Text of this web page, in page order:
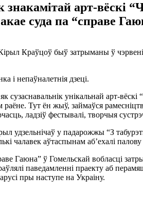
знакамітай арт-вёскі
суда па “справе
Краўцоў быў затрыманы ў
і непаўналетнія дзеці.
сузаснавальнік унікальнай арт-
Тут ён жыў, займаўся
ладзіў фестывалі, творчыя
удзельнічаў у падарожжы “З
чалавек аўтаспынам аб’ехалі палову
Гаюна” ў Гомельскай вобласці
паведамленні праекту аб
пры наступе на Украіну.